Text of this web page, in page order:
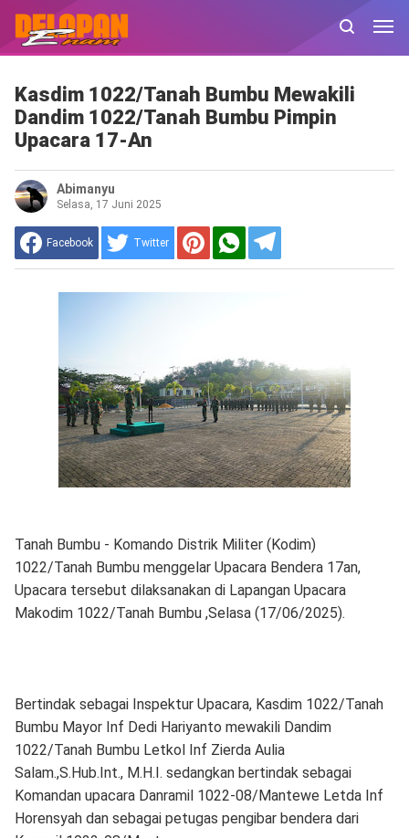
Kasdim 1022/Tanah Bumbu Mewakili
Dandim 1022/Tanah Bumbu Pimpin
Upacara 17-An
Abimanyu
Selasa, 17 Juni 2025
Facebook Twitter
Tanah Bumbu - Komando Distrik Militer (Kodim)
1022/Tanah Bumbu menggelar Upacara Bendera 17an,
Upacara tersebut dilaksanakan di Lapangan Upacara
Makodim 1022/Tanah Bumbu ,Selasa (17/06/2025).
Bertindak sebagai Inspektur Upacara, Kasdim 1022/Tanah
Bumbu Mayor Inf Dedi Hariyanto mewakili Dandim
1022/Tanah Bumbu Letkol Inf Zierda Aulia
Salam.,S.Hub.Int., M.H.I. sedangkan bertindak sebagai
Komandan upacara Danramil 1022-08/Mantewe Letda Inf
Horensyah dan sebagai petugas pengibar bendera dari